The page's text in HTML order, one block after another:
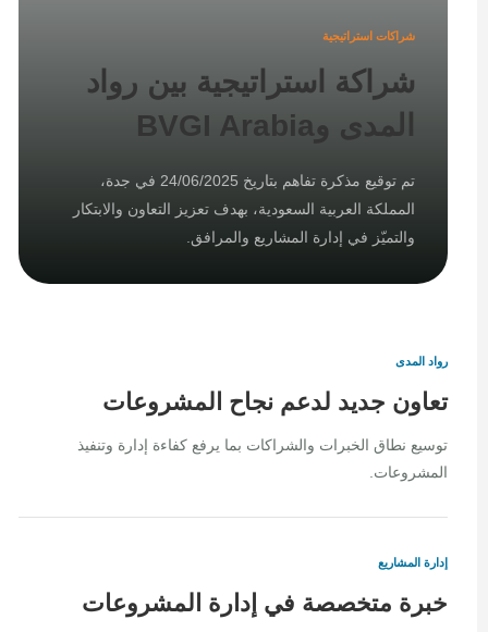
شراكات استراتيجية
شراكة استراتيجية بين رواد
المدى وBVGI Arabia
تم توقيع مذكرة تفاهم بتاريخ 24/06/2025 في جدة،
المملكة العربية السعودية، بهدف تعزيز التعاون والابتكار
والتميّز في إدارة المشاريع والمرافق.
رواد المدى
تعاون جديد لدعم نجاح المشروعات
توسيع نطاق الخبرات والشراكات بما يرفع كفاءة إدارة وتنفيذ
المشروعات.
إدارة المشاريع
خبرة متخصصة في إدارة المشروعات